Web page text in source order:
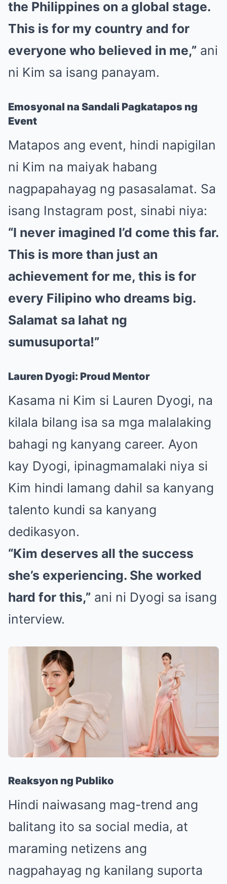
the Philippines on a global stage.
This is for my country and for
everyone who believed in me,” ani
ni Kim sa isang panayam.
Emosyonal na Sandali Pagkatapos ng
Event
Matapos ang event, hindi napigilan
ni Kim na maiyak habang
nagpapahayag ng pasasalamat. Sa
isang Instagram post, sinabi niya:
“I never imagined I’d come this far.
This is more than just an
achievement for me, this is for
every Filipino who dreams big.
Salamat sa lahat ng
sumusuporta!”
Lauren Dyogi: Proud Mentor
Kasama ni Kim si Lauren Dyogi, na
kilala bilang isa sa mga malalaking
bahagi ng kanyang career. Ayon
kay Dyogi, ipinagmamalaki niya si
Kim hindi lamang dahil sa kanyang
talento kundi sa kanyang
dedikasyon.
“Kim deserves all the success
she’s experiencing. She worked
hard for this,” ani ni Dyogi sa isang
interview.
Reaksyon ng Publiko
Hindi naiwasang mag-trend ang
balitang ito sa social media, at
maraming netizens ang
nagpahayag ng kanilang suporta